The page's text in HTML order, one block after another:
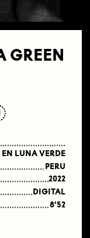
GREEN
LUNA VERDE
PERU
2022
DIGITAL
8'52